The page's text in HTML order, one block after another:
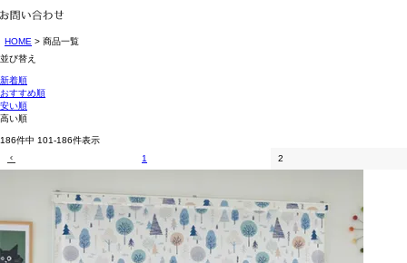
HOME
商品一覧
並び替え
新着順
おすすめ順
安い順
高い順
186件中 101-186件表示
1
2